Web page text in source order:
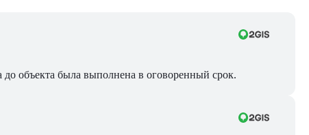
до объекта была выполнена в оговоренный срок.